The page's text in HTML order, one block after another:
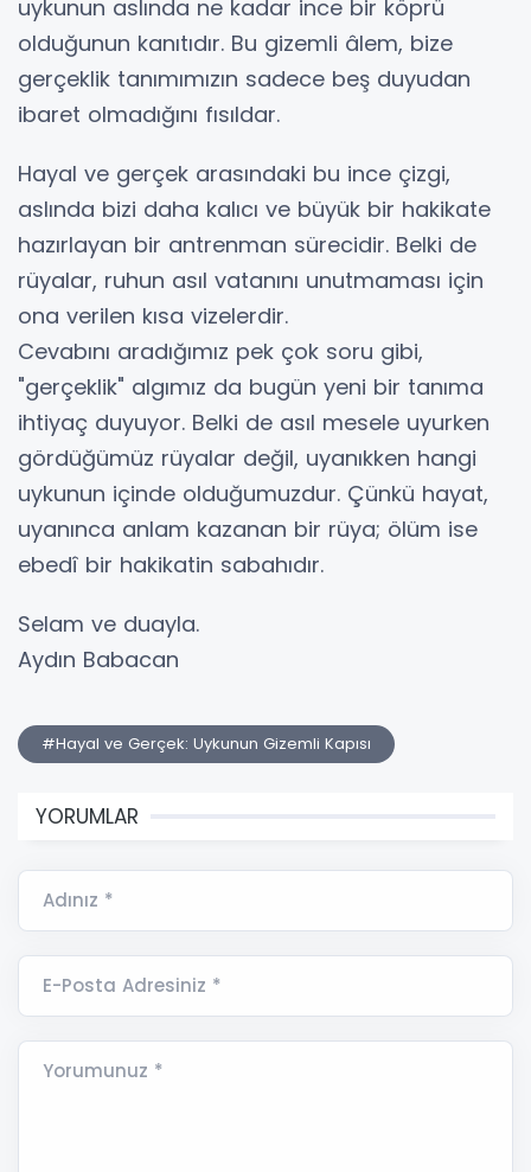
uykunun aslında ne kadar ince bir köprü
olduğunun kanıtıdır. Bu gizemli âlem, bize
gerçeklik tanımımızın sadece beş duyudan
ibaret olmadığını fısıldar.
​Hayal ve gerçek arasındaki bu ince çizgi,
aslında bizi daha kalıcı ve büyük bir hakikate
hazırlayan bir antrenman sürecidir. Belki de
rüyalar, ruhun asıl vatanını unutmaması için
ona verilen kısa vizelerdir.
​Cevabını aradığımız pek çok soru gibi,
"gerçeklik" algımız da bugün yeni bir tanıma
ihtiyaç duyuyor. Belki de asıl mesele uyurken
gördüğümüz rüyalar değil, uyanıkken hangi
uykunun içinde olduğumuzdur. Çünkü hayat,
uyanınca anlam kazanan bir rüya; ölüm ise
ebedî bir hakikatin sabahıdır.
​Selam ve duayla.
​Aydın Babacan
#Hayal ve Gerçek: Uykunun Gizemli Kapısı
YORUMLAR
Adınız *
E-Posta Adresiniz *
Yorumunuz *